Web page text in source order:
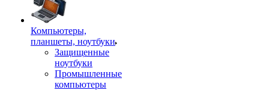
Компьютеры,
планшеты, ноутбуки
Защищенные
ноутбуки
Промышленные
компьютеры